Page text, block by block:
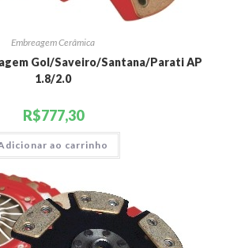
Embreagem Cerâmica
Gol/Saveiro/Santana/Parati AP
1.8/2.0
R$777,30
ao carrinho